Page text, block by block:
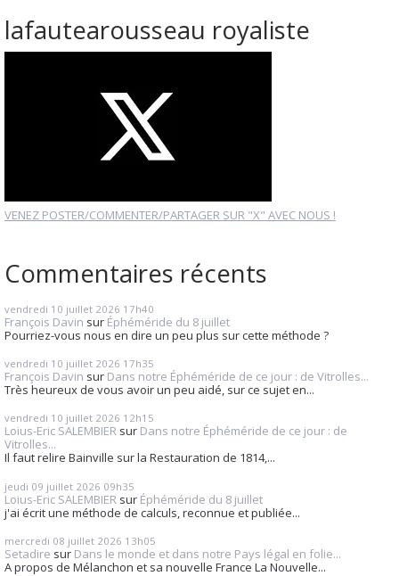
lafautearousseau royaliste
VENEZ POSTER/COMMENTER/PARTAGER SUR "X" AVEC NOUS !
Commentaires récents
vendredi 10 juillet 2026 17h40
François Davin sur Éphéméride du 8 juillet
Pourriez-vous nous en dire un peu plus sur cette méthode ?
vendredi 10 juillet 2026 17h35
François Davin sur Dans notre Éphéméride de ce jour : de Vitrolles...
Très heureux de vous avoir un peu aidé, sur ce sujet en...
vendredi 10 juillet 2026 12h15
Loius-Eric SALEMBIER sur Dans notre Éphéméride de ce jour : de
Vitrolles...
Il faut relire Bainville sur la Restauration de 1814,...
jeudi 09 juillet 2026 09h35
Loius-Eric SALEMBIER sur Éphéméride du 8 juillet
j'ai écrit une méthode de calculs, reconnue et publiée...
mercredi 08 juillet 2026 13h05
Setadire sur Dans le monde et dans notre Pays légal en folie...
A propos de Mélanchon et sa nouvelle France La Nouvelle...